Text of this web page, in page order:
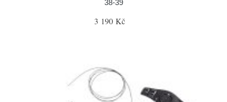
38-39
3 190 Kč